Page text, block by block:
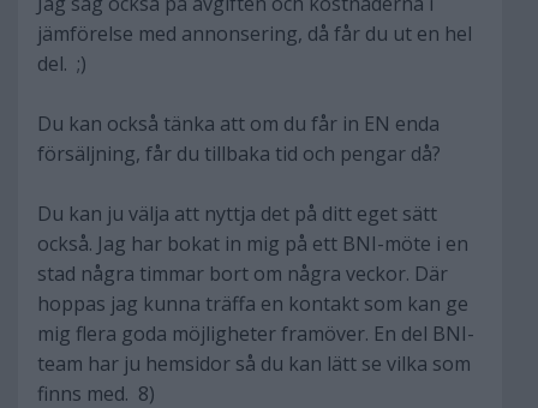
jämförelse med annonsering, då får du ut en hel
del. ;)
Du kan också tänka att om du får in EN enda
försäljning, får du tillbaka tid och pengar då?
Du kan ju välja att nyttja det på ditt eget sätt
också. Jag har bokat in mig på ett BNI-möte i en
stad några timmar bort om några veckor. Där
hoppas jag kunna träffa en kontakt som kan ge
mig flera goda möjligheter framöver. En del BNI-
team har ju hemsidor så du kan lätt se vilka som
finns med. 8)